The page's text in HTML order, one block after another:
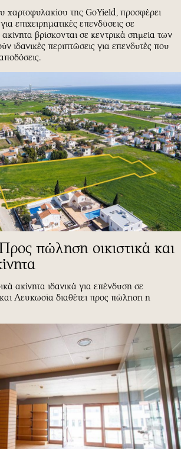
της GoYield, προσφέρει
επιχειρηματικές επενδύσεις σε
βρίσκονται σε κεντρικά σημεία των
ιδανικές περιπτώσεις για επενδυτές που
πώληση οικιστικά και
ακίνητα ιδανικά για επένδυση σε
Λευκωσία διαθέτει προς πώληση η